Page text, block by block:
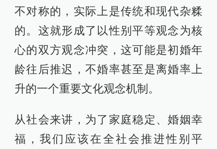
不对称的，实际上是传统和现代杂糅
的。这就形成了以性别平等观念为核
心的双方观念冲突，这可能是初婚年
龄往后推迟，不婚率甚至是离婚率上
升的一个重要文化观念机制。
从社会来讲，为了家庭稳定、婚姻幸
福，我们应该在全社会推进性别平